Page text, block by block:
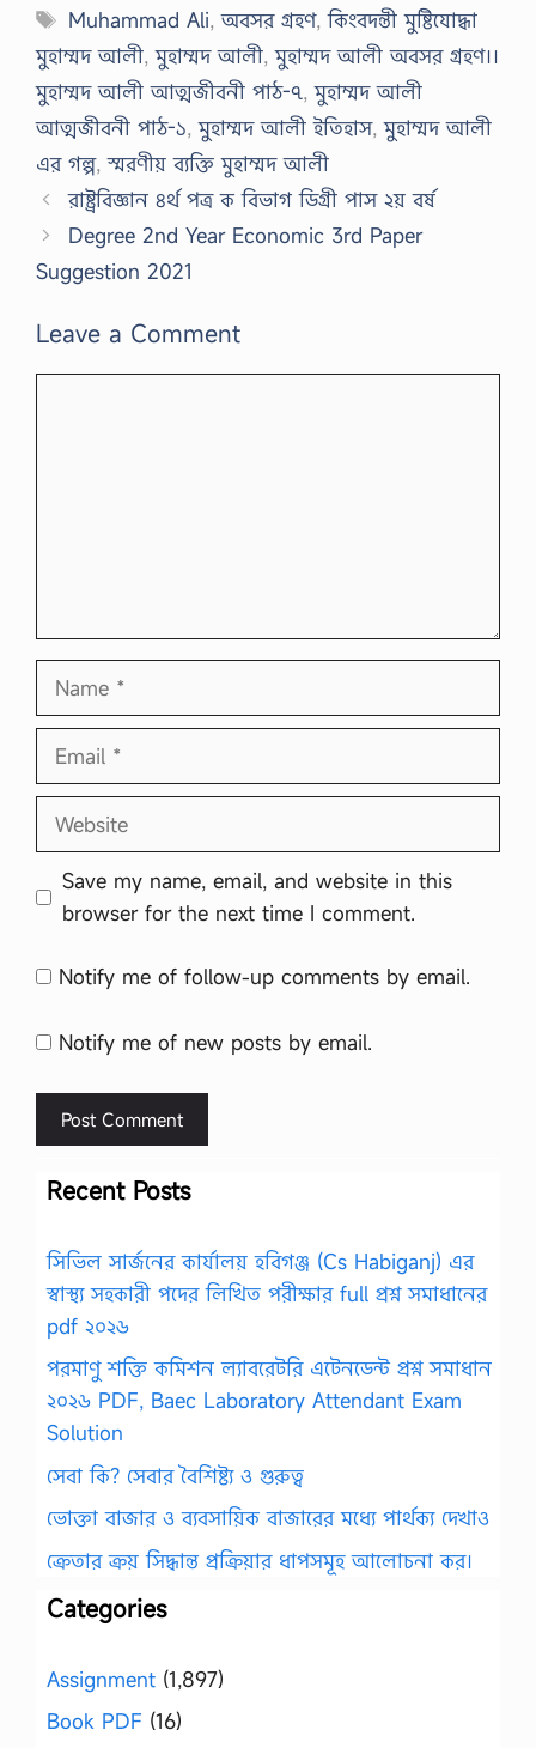
Tags
Muhammad Ali,অবসর গ্রহণ,কিংবদন্তী মুষ্টিযোদ্ধা
মুহাম্মদ আলী,মুহাম্মদ আলী,মুহাম্মদ আলী অবসর গ্রহণ।।
মুহাম্মদ আলী আত্মজীবনী পাঠ-৭,মুহাম্মদ আলী
আত্মজীবনী পাঠ-১,মুহাম্মদ আলী ইতিহাস,মুহাম্মদ আলী
এর গল্প,স্মরণীয় ব্যক্তি মুহাম্মদ আলী
রাষ্ট্রবিজ্ঞান ৪র্থ পত্র ক বিভাগ ডিগ্রী পাস ২য় বর্ষ
Degree 2nd Year Economic 3rd Paper
Suggestion 2021
Leave a Comment
Name
Email
Website
Save my name, email, and website in this
browser for the next time I comment.
Notify me of follow-up comments by email.
Notify me of new posts by email.
Recent Posts
সিভিল সার্জনের কার্যালয় হবিগঞ্জ (Cs Habiganj) এর
স্বাস্থ্য সহকারী পদের লিখিত পরীক্ষার full প্রশ্ন সমাধানের
pdf ২০২৬
পরমাণু শক্তি কমিশন ল্যাবরেটরি এটেনডেন্ট প্রশ্ন সমাধান
২০২৬ PDF, Baec Laboratory Attendant Exam
Solution
সেবা কি? সেবার বৈশিষ্ট্য ও গুরুত্ব
ভোক্তা বাজার ও ব্যবসায়িক বাজারের মধ্যে পার্থক্য দেখাও
ক্রেতার ক্রয় সিদ্ধান্ত প্রক্রিয়ার ধাপসমূহ আলোচনা কর।
Categories
Assignment (1,897)
Book PDF (16)